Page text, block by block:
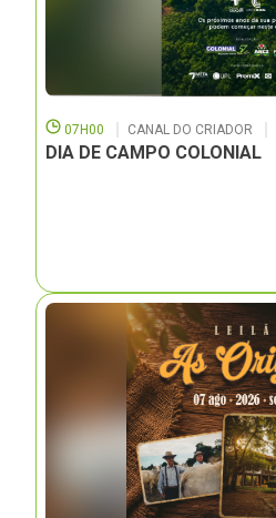
07H00 CANAL DO CRIADOR
DIA DE CAMPO COLONIAL